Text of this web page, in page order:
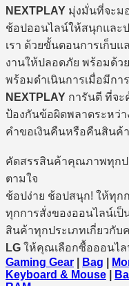
NEXTPLAY มุ่งมั่นที่จะม
ช้อปออนไลน์ให้สนุกและ
เรา ด้วยขั้นตอนการเก็บ
งานให้ปลอดภัย พร้อมด้ว
พร้อมดำเนินการเมื่อมีกา
NEXTPLAY การันตี ที่จ
ป้องกันข้อผิดพลาดระหว่
คำขอเงินคืนหรือคืนสินค้
คัดสรรสินค้าคุณภาพทุก
ตามใจ
ช้อปง่าย ช้อปสนุก! ให้ทุก
ทุกการสั่งของออนไลน์เป็
สินค้าทุกประเภทเกี่ยวกับ
LG ให้คุณเลือกซื้อออนไล
Gaming Gear
Bag
Keyboard & Mouse